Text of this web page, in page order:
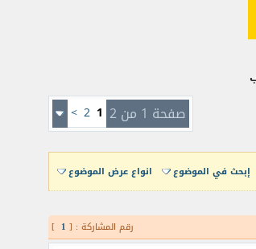
صفحة 1 من 2 1
2
>
إبحث في الموضوع انواع عرض الموضوع
رقم المشاركة : [ 1
]